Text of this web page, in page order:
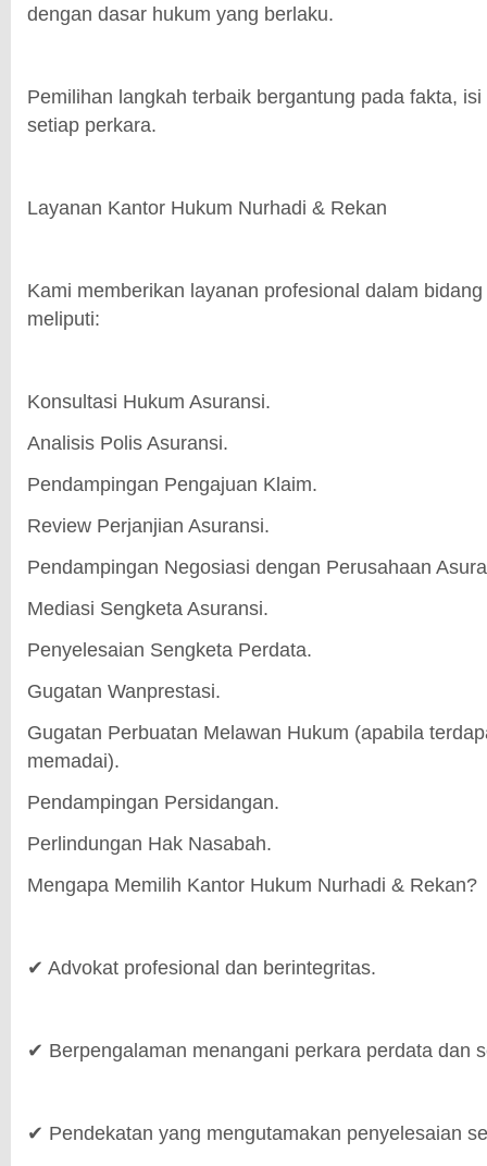
dengan dasar hukum yang berlaku.
Pemilihan langkah terbaik bergantung pada fakta,
setiap perkara.
Layanan Kantor Hukum Nurhadi & Rekan
Kami memberikan layanan profesional dalam
meliputi:
Konsultasi Hukum Asuransi.
Analisis Polis Asuransi.
Pendampingan Pengajuan Klaim.
Review Perjanjian Asuransi.
Pendampingan Negosiasi dengan Perusahaan
Mediasi Sengketa Asuransi.
Penyelesaian Sengketa Perdata.
Gugatan Wanprestasi.
Gugatan Perbuatan Melawan Hukum (apabila
memadai).
Pendampingan Persidangan.
Perlindungan Hak Nasabah.
Mengapa Memilih Kantor Hukum Nurhadi & Rekan?
✔ Advokat profesional dan berintegritas.
✔ Berpengalaman menangani perkara perdata dan
✔ Pendekatan yang mengutamakan penyelesaian